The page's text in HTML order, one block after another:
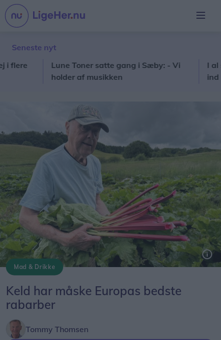
Seneste nyt
Lune Toner satte gang i Sæby: - Vi
holder af musikken
I al
ind i
Mad & Drikke
Keld har måske Europas bedste
rabarber
Tommy Thomsen